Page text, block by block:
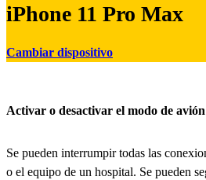
iPhone 11 Pro Max
Cambiar dispositivo
Activar o desactivar el modo de avión
Se pueden interrumpir todas las
o el equipo de un hospital. Se pueden